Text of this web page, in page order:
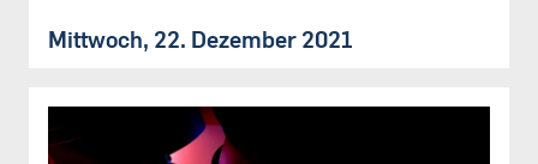
Mittwoch, 22. Dezember 2021